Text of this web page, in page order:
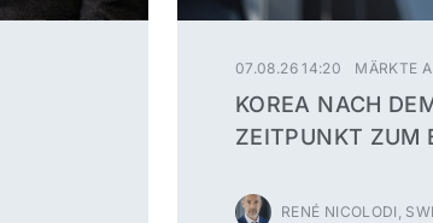
07.08.26 14:20 MÄRKTE
KOREA NACH
ZEITPUNKT ZUM
RENÉ NICOLODI,